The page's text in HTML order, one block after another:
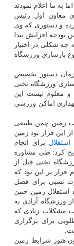
به ما اعلام نمودند
معاون اول رئیس
و دستوری كه وی
بودجه افزایش پیدا
چه شكلی در اختیار
بازسازی ورزشگاه
كه از زمان دستور تخصیص
ورزشگاه تختی
و معلوم نیست این
اماكن ورزشی
زمین چمن طبیعی
این قرار بود زمین
استقلال برای انجام
كرد: طی مشاوره
تختی قبل از
قرار بر این بود كه
نسبی برای فصل
استقلال زمین چمن
ورزشگاه آزادی به
مشكلات زیادی كه
برای برگزاری
هنوز شرایط زمین